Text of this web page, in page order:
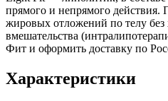
прямого и непрямого действия.
жировых отложений по телу без
вмешательства
Фит и оформить доставку по
Характеристики